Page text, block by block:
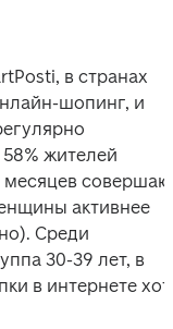
в странах
шопинг, и
жителей
месяцев
активнее
Среди
30-39 лет, в
в интернете